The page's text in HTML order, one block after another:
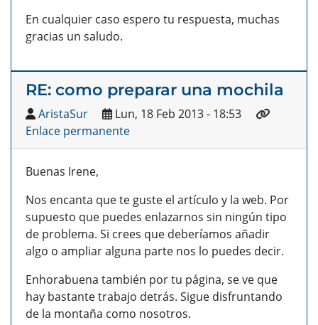
En cualquier caso espero tu respuesta, muchas
gracias un saludo.
RE: como preparar una mochila
AristaSur
Lun, 18 Feb 2013 - 18:53
Enlace permanente
Buenas Irene,
Nos encanta que te guste el artículo y la web. Por
supuesto que puedes enlazarnos sin ningún tipo
de problema. Si crees que deberíamos añadir
algo o ampliar alguna parte nos lo puedes decir.
Enhorabuena también por tu página, se ve que
hay bastante trabajo detrás. Sigue disfruntando
de la montaña como nosotros.